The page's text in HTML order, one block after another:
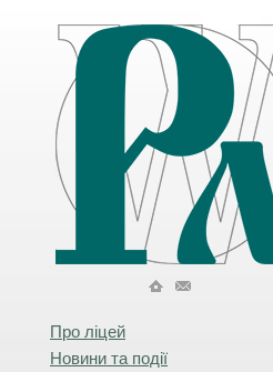
Про ліцей
Новини та події